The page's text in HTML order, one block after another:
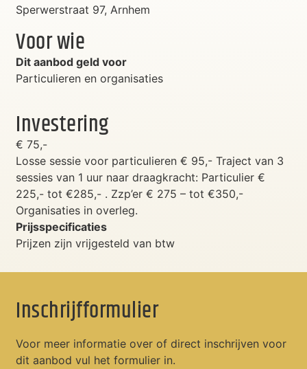
Sperwerstraat 97, Arnhem
Voor wie
Dit aanbod geld voor
Particulieren en organisaties
Investering
€ 75,-
Losse sessie voor particulieren € 95,- Traject van 3
sessies van 1 uur naar draagkracht: Particulier €
225,- tot €285,- . Zzp’er € 275 – tot €350,-
Organisaties in overleg.
Prijsspecificaties
Prijzen zijn vrijgesteld van btw
Inschrijfformulier
Voor meer informatie over of direct inschrijven voor
dit aanbod vul het formulier in.